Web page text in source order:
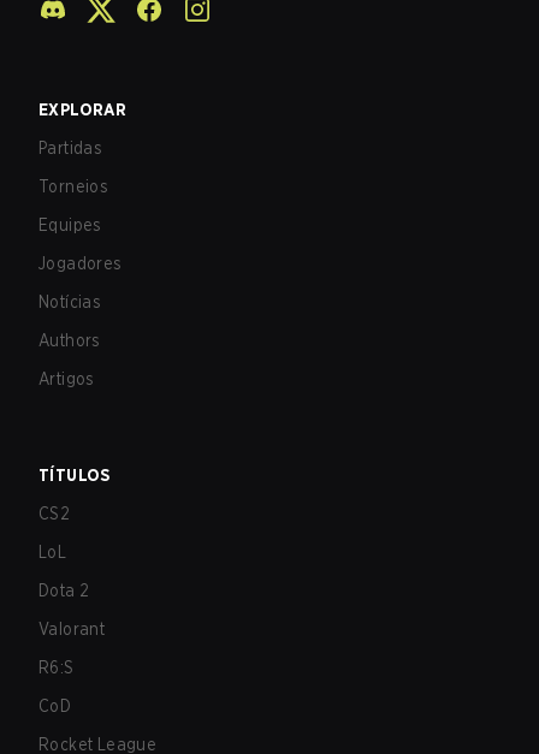
EXPLORAR
Partidas
Torneios
Equipes
Jogadores
Notícias
Authors
Artigos
TÍTULOS
CS2
LoL
Dota 2
Valorant
R6:S
CoD
Rocket League